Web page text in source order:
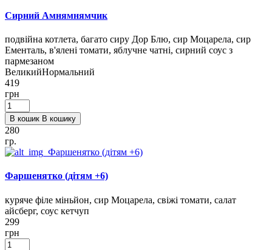
Сирний Амнямнямчик
подвійна котлета, багато сиру Дор Блю, сир Моцарела, сир
Ементаль, в'ялені томати, яблучне чатні, сирний соус з
пармезаном
ВеликийНормальний
419
грн
В кошик В кошику
280
гр.
Фаршенятко (дітям +6)
куряче філе міньйон, сир Моцарела, свіжі томати, салат
айсберг, соус кетчуп
299
грн